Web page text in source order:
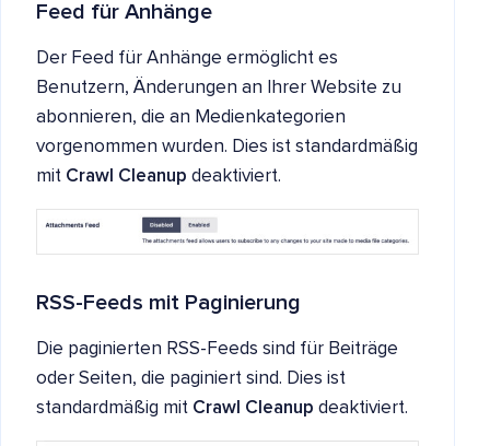
Feed für Anhänge
Der Feed für Anhänge ermöglicht es
Benutzern, Änderungen an Ihrer Website zu
abonnieren, die an Medienkategorien
vorgenommen wurden. Dies ist standardmäßig
mit Crawl Cleanup deaktiviert.
RSS-Feeds mit Paginierung
Die paginierten RSS-Feeds sind für Beiträge
oder Seiten, die paginiert sind. Dies ist
standardmäßig mit Crawl Cleanup deaktiviert.